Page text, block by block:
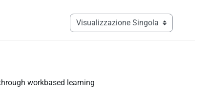
Navigazione terziaria modalità
workbased learning